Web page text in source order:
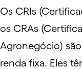
Os CRIs
os CRAs
Agronegócio)
renda fixa. Eles